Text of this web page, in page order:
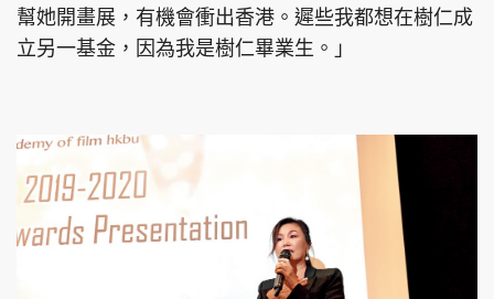
幫她開畫展，有機會衝出香港。遲些我都想在樹仁成
立另一基金，因為我是樹仁畢業生。」